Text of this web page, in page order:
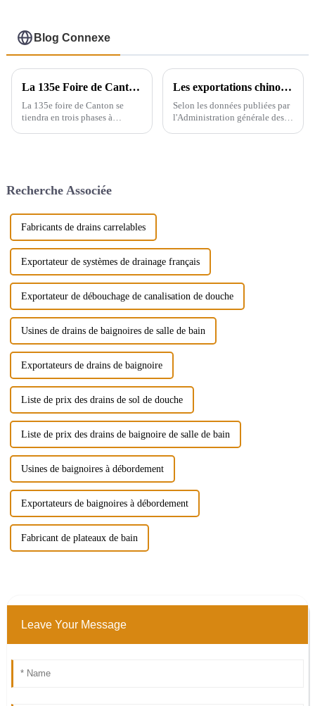
Blog Connexe
La 135e Foire de Canton se déroulera en trois phases à Guangzhou, en Chine, du 15 avril au 5 mai.
La 135e foire de Canton se
tiendra en trois phases à
nous...
Les exportations chinoises d'appareils sanitaires
Selon les données publiées par
l'Administration générale des
Recherche Associée
Fabricants de drains carrelables
Exportateur de systèmes de drainage français
Exportateur de débouchage de canalisation de douche
Usines de drains de baignoires de salle de bain
Exportateurs de drains de baignoire
Liste de prix des drains de sol de douche
Liste de prix des drains de baignoire de salle de bain
Usines de baignoires à débordement
Exportateurs de baignoires à débordement
Fabricant de plateaux de bain
Leave Your Message